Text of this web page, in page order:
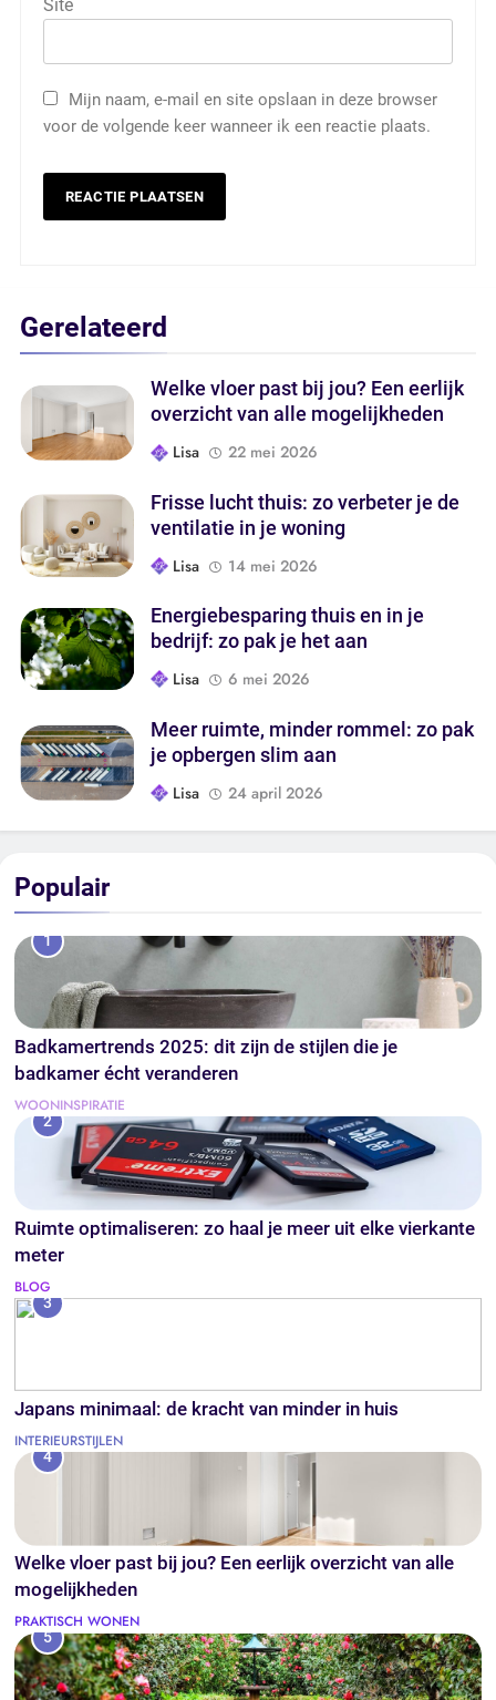
Site
Mijn naam, e-mail en site opslaan in deze browser
voor de volgende keer wanneer ik een reactie plaats.
Gerelateerd
Welke vloer past bij jou? Een eerlijk
overzicht van alle mogelijkheden
Lisa
22 mei 2026
Frisse lucht thuis: zo verbeter je de
ventilatie in je woning
Lisa
14 mei 2026
Energiebesparing thuis en in je
bedrijf: zo pak je het aan
Lisa
6 mei 2026
Meer ruimte, minder rommel: zo pak
je opbergen slim aan
Lisa
24 april 2026
Populair
1
Badkamertrends 2025: dit zijn de stijlen die je
badkamer écht veranderen
WOONINSPIRATIE
2
Ruimte optimaliseren: zo haal je meer uit elke vierkante
meter
BLOG
3
Japans minimaal: de kracht van minder in huis
INTERIEURSTIJLEN
4
Welke vloer past bij jou? Een eerlijk overzicht van alle
mogelijkheden
PRAKTISCH WONEN
5